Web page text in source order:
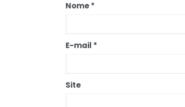
Nome*
E-mail *
Site